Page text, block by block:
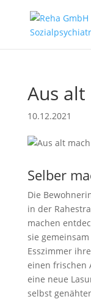
Aus alt
10.12.2021
Selber
Die
in der
machen
sie
Esszimmer
einen frischen
eine neue
selbst